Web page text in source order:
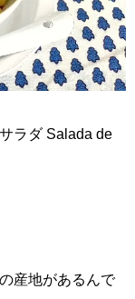
ラダ Salada de
産地があるんで